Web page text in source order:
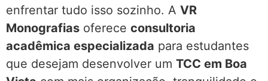
enfrentar tudo isso sozinho. A VR
Monografias oferece consultoria
acadêmica especializada para estudantes
que desejam desenvolver um TCC em Boa